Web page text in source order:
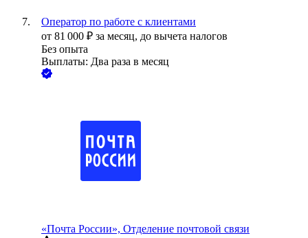
Оператор по работе с клиентами
от 81 000 ₽ за месяц, до вычета налогов
Без опыта
Выплаты: Два раза в месяц
«Почта России», Отделение почтовой связи